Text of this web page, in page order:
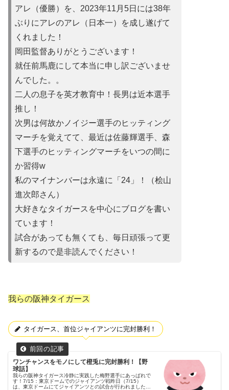
アレ（優勝）を 、2023年11月5日には38年
ぶりにアレのアレ（日本一）を成し遂げて
くれました！
岡田監督ありがとうございます！
就任前馬鹿にして本当に申し訳ございませ
んでした。。
二人の息子を英才教育中！長男は近本選手
推し！
次男は何故かノイ ジー選手のヒッティング
マーチを覚えてて、最近は佐藤輝選手、森
下選手のヒッティングマーチをいつの間に
か習得w
私のマイナンバーは永遠に「24」！（桧山
進次郎さん）
大好きなタイガースを中心にブログを書い
ています！
試合があって も無くても、毎日頑張って更
新するので是非読んでください！
我らの阪神タイガース
タイガース、首位ジャイアンツに完封勝利！
ワンチャンスをモノにして橙兎に完封勝利！【野
球話】
我らの阪神タイガース冷静に実践した梅野選手にあっぱれで
す！7/15：東京ドームでのジャイアンツ戦昨日（7/15）
は、東京ドームにてジャイアンツとの試合が行われました。